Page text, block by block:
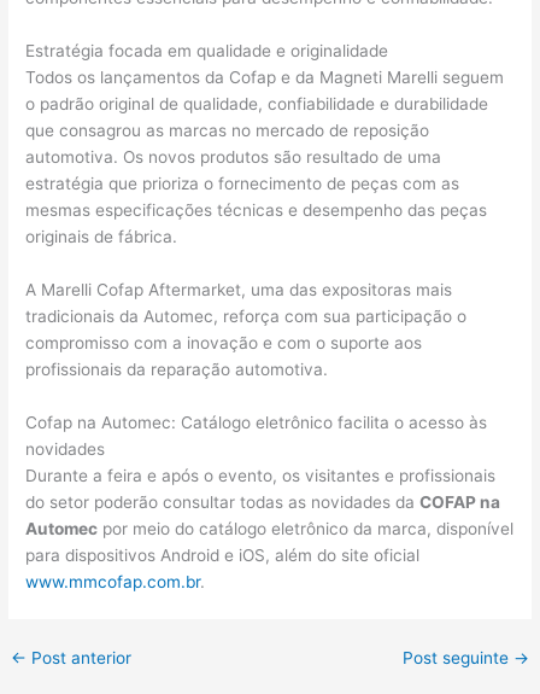
Estratégia focada em qualidade e originalidade
Todos os lançamentos da Cofap e da Magneti Marelli seguem
o padrão original de qualidade, confiabilidade e durabilidade
que consagrou as marcas no mercado de reposição
automotiva. Os novos produtos são resultado de uma
estratégia que prioriza o fornecimento de peças com as
mesmas especificações técnicas e desempenho das peças
originais de fábrica.
A Marelli Cofap Aftermarket, uma das expositoras mais
tradicionais da Automec, reforça com sua participação o
compromisso com a inovação e com o suporte aos
profissionais da reparação automotiva.
Cofap na Automec: Catálogo eletrônico facilita o acesso às
novidades
Durante a feira e após o evento, os visitantes e profissionais
do setor poderão consultar todas as novidades daCOFAP na
Automec por meio do catálogo eletrônico da marca, disponível
para dispositivos Android e iOS, além do site oficial
www.mmcofap.com.br.
← Post anterior Post seguinte →